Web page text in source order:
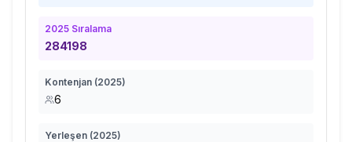
2025 Sıralama
284198
Kontenjan (2025)
6
Yerleşen (2025)